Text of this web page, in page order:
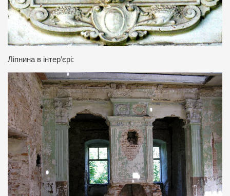
Ліпнина в інтер’єрі: